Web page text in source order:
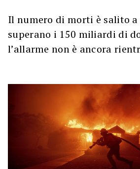
Il numero di morti è salito
superano i 150 miliardi di
l’allarme non è ancora